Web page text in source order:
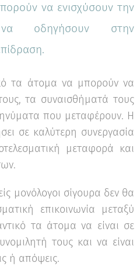
✖
Τεστ
να ενισχύσουν την
να οδηγήσουν στην
τα άτομα να μπορούν να
τα συναισθήματά τους
που μεταφέρουν. Η
σε καλύτερη συνεργασία
μεταφορά και
μονόλογοι σίγουρα δεν θα
επικοινωνία μεταξύ
τα άτομα να είναι σε
τους και να είναι
ή απόψεις.